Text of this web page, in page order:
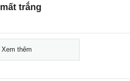
mất trắng
Xem thêm